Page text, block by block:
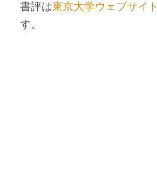
書評は東京大学ウェブサイト
す。